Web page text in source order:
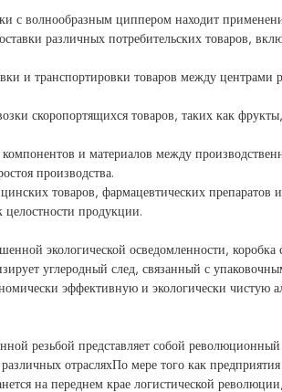
с волнообразным циппером находит
различных потребительских товаров,
и транспортировки товаров между
скоропортящихся товаров, таких как
компонентов и материалов между
производства.
товаров, фармацевтических препаратов
продукции.
экологической осведомленности, коробка
углеродный след, связанный с
эффективную и экологически чистую
резьбой представляет собой
отрасляхПо мере того как
на переднем крае логистической